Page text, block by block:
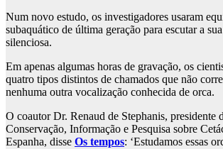
Num novo estudo, os investigadores usaram
subaquático de última geração para escutar a
silenciosa.
Em apenas algumas horas de gravação, os
quatro tipos distintos de chamados que não
nenhuma outra vocalização conhecida de orca.
O coautor Dr. Renaud de Stephanis, presidente
Conservação, Informação e Pesquisa sobre
Espanha, disse Os tempos: ‘Estudamos essas